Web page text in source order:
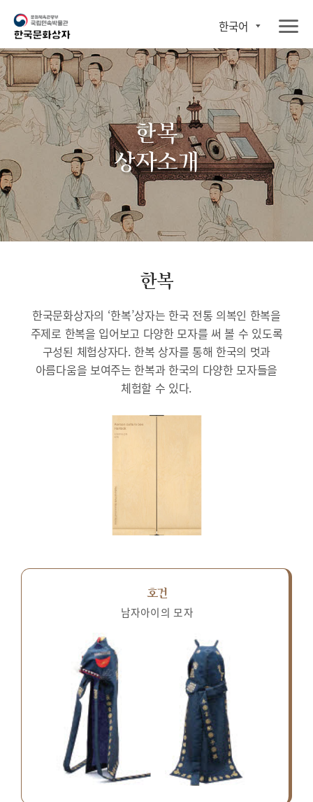
한국어
한복
상자소개
한복
한국문화상자의 ‘한복’상자는 한국 전통 의복인 한복을
주제로 한복을 입어보고 다양한 모자를 써 볼 수 있도록
구성된 체험상자다. 한복 상자를 통해 한국의 멋과
아름다움을 보여주는 한복과 한국의 다양한 모자들을
체험할 수 있다.
호건
남자아이의 모자